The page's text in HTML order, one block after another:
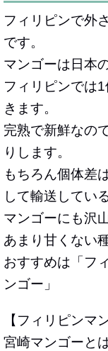
フィリピンで外
です。
マンゴーは日本
フィリピンでは
きます。
完熟で新鮮なの
りします。
もちろん個体差
して輸送してい
マンゴーにも沢
あまり甘くない
おすすめは「フ
ンゴー」
【 フィリピンマ
宮崎マンゴーと